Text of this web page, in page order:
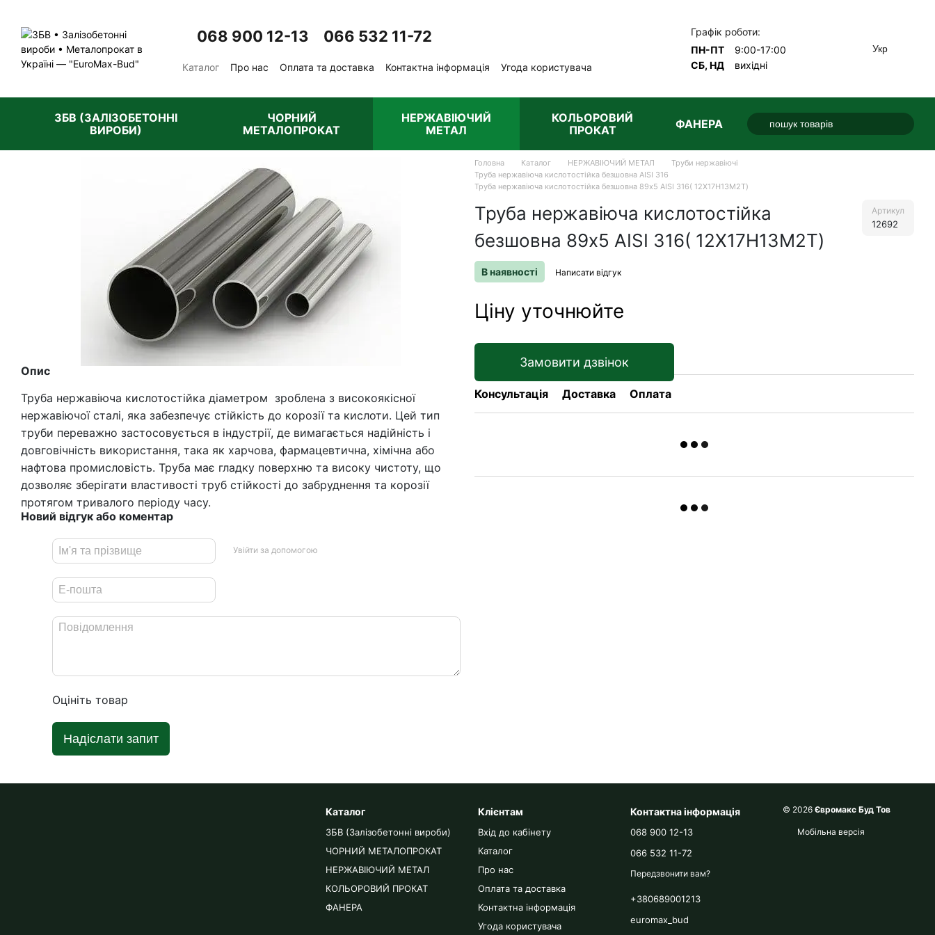
068 900 12-13 066 532 11-72
Каталог Про нас Оплата та доставка Контактна інформація
Угода користувача
Графік роботи:
ПН-ПТ
9:00-17:00
СБ, НД
вихідні
Укр
ЗБВ (ЗАЛІЗОБЕТОННІ
ВИРОБИ)
ЧОРНИЙ
МЕТАЛОПРОКАТ
НЕРЖАВІЮЧИЙ
МЕТАЛ
КОЛЬОРОВИЙ
ПРОКАТ
ФАНЕРА
Опис
Труба нержавіюча кислотостійка діаметром зроблена з високоякісної
нержавіючої сталі, яка забезпечує стійкість до корозії та кислоти. Цей тип
труби переважно застосовується в індустрії, де вимагається надійність і
довговічність використання, така як харчова, фармацевтична, хімічна або
нафтова промисловість. Труба має гладку поверхню та високу чистоту, що
дозволяє зберігати властивості труб стійкості до забруднення та корозії
протягом тривалого періоду часу.
Новий відгук або коментар
Увійти за допомогою
Оцініть товар
Надіслати запит
Головна Каталог НЕРЖАВІЮЧИЙ МЕТАЛ
Труби нержавіючі
Труба нержавіюча кислотостійка безшовна AISI 316
Труба нержавіюча кислотостійка безшовна 89х5 AISI 316( 12Х17Н13М2Т)
Труба нержавіюча кислотостійка
безшовна 89х5 AISI 316( 12Х17Н13М2Т)
Артикул
12692
В наявності Написати відгук
Ціну уточнюйте
Замовити дзвінок
Консультація Доставка Оплата
Каталог
ЗБВ (Залізобетонні вироби)
ЧОРНИЙ МЕТАЛОПРОКАТ
НЕРЖАВІЮЧИЙ МЕТАЛ
КОЛЬОРОВИЙ ПРОКАТ
ФАНЕРА
Клієнтам
Вхід до кабінету
Каталог
Про нас
Оплата та доставка
Контактна інформація
Угода користувача
Контактна інформація
068 900 12-13
066 532 11-72
Передзвонити вам?
+380689001213
euromax_bud
© 2026 Євромакс Буд Тов
Мобільна версія